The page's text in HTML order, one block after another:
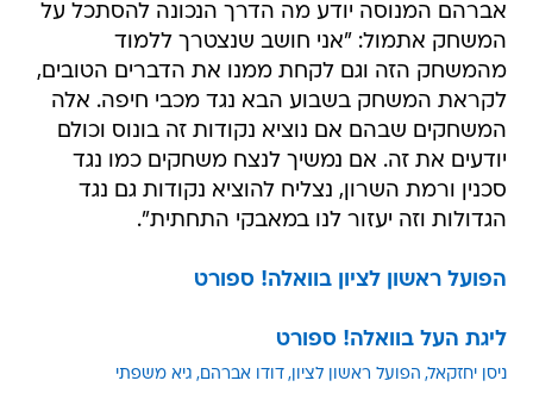
אברהם המנוסה יודע מה הדרך הנכונה להסתכל על
המשחק אתמול: "אני חושב שנצטרך ללמוד
מהמשחק הזה וגם לקחת ממנו את הדברים הטובים,
לקראת המשחק בשבוע הבא נגד מכבי חיפה. אלה
המשחקים שבהם אם נוציא נקודות זה בונוס וכולם
יודעים את זה. אם נמשיך לנצח משחקים כמו נגד
סכנין ורמת השרון, נצליח להוציא נקודות גם נגד
הגדולות וזה יעזור לנו במאבקי התחתית".
הפועל ראשון לציון בוואלה! ספורט
ליגת העל בוואלה! ספורט
ניסן יחזקאל הפועל ראשון לציון דודו אברהם גיא משפתי